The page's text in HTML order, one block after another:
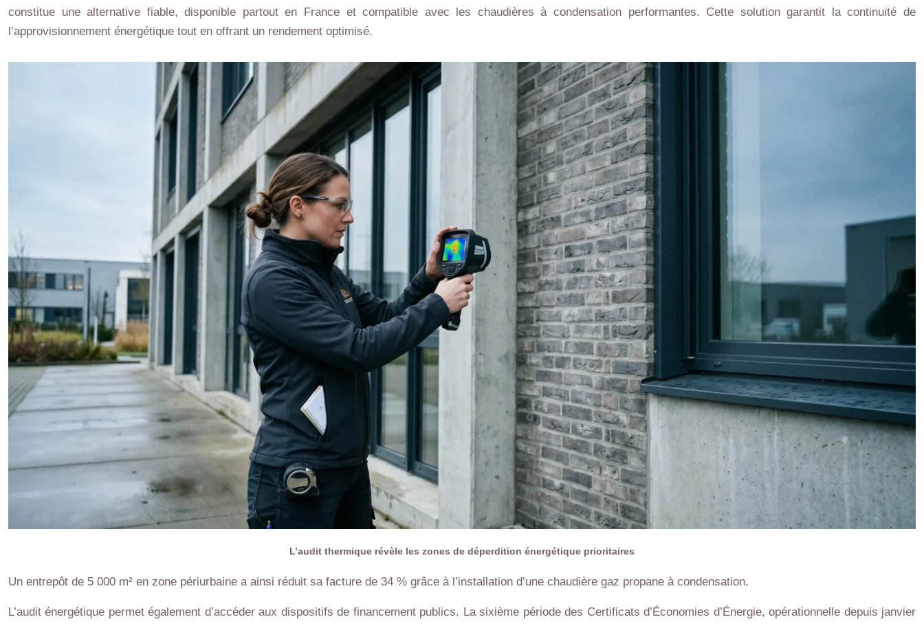
constitue une alternative fiable, disponible partout en France et compatible avec les chaudières à condensation performantes. Cette solution garantit la continuité de
l’approvisionnement énergétique tout en offrant un rendement optimisé.
L’audit thermique révèle les zones de déperdition énergétique prioritaires
Un entrepôt de 5 000 m² en zone périurbaine a ainsi réduit sa facture de 34 % grâce à l’installation d’une chaudière gaz propane à condensation.
L’audit énergétique permet également d’accéder aux dispositifs de financement publics. La sixième période des Certificats d’Économies d’Énergie, opérationnelle depuis janvier